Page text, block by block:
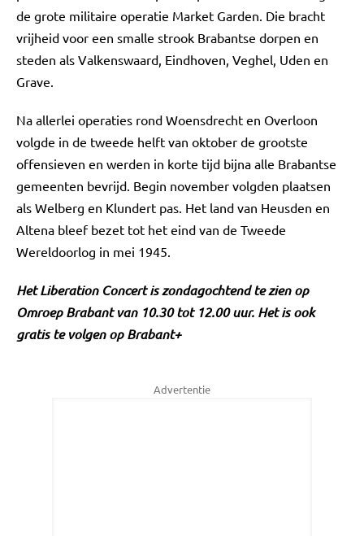
de grote militaire operatie Market Garden. Die bracht
vrijheid voor een smalle strook Brabantse dorpen en
steden als Valkenswaard, Eindhoven, Veghel, Uden en
Grave.
Na allerlei operaties rond Woensdrecht en Overloon
volgde in de tweede helft van oktober de grootste
offensieven en werden in korte tijd bijna alle Brabantse
gemeenten bevrijd. Begin november volgden plaatsen
als Welberg en Klundert pas. Het land van Heusden en
Altena bleef bezet tot het eind van de Tweede
Wereldoorlog in mei 1945.
Het Liberation Concert is zondagochtend te zien op
Omroep Brabant van 10.30 tot 12.00 uur. Het is ook
gratis te volgen op Brabant+
Advertentie